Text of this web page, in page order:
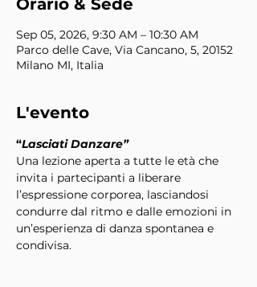
Orario & Sede
Sep 05, 2026, 9:30 AM – 10:30 AM
Parco delle Cave, Via Cancano, 5, 20152
Milano MI, Italia
L'evento
“Lasciati Danzare”
Una lezione aperta a tutte le età che
invita i partecipanti a liberare
l’espressione corporea, lasciandosi
condurre dal ritmo e dalle emozioni in
un’esperienza di danza spontanea e
condivisa.